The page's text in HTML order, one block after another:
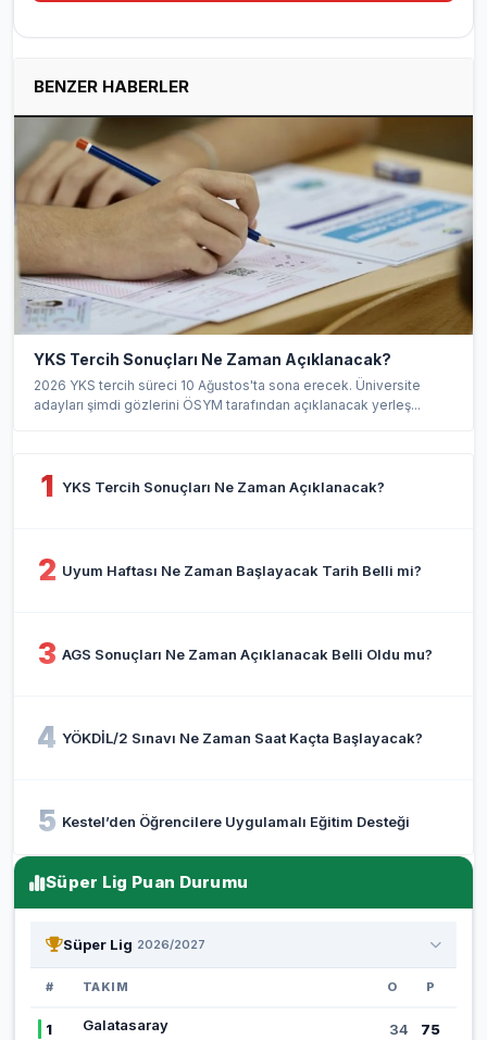
BENZER HABERLER
YKS Tercih Sonuçları Ne Zaman Açıklanacak?
2026 YKS tercih süreci 10 Ağustos'ta sona erecek. Üniversite
adayları şimdi gözlerini ÖSYM tarafından açıklanacak yerleş...
1 YKS Tercih Sonuçları Ne Zaman Açıklanacak?
2 Uyum Haftası Ne Zaman Başlayacak Tarih Belli mi?
3 AGS Sonuçları Ne Zaman Açıklanacak Belli Oldu mu?
4 YÖKDİL/2 Sınavı Ne Zaman Saat Kaçta Başlayacak?
5 Kestel’den Öğrencilere Uygulamalı Eğitim Desteği
Süper Lig Puan Durumu
Süper Lig 2026/2027
# TAKIM O P
1 Galatasaray 34 75